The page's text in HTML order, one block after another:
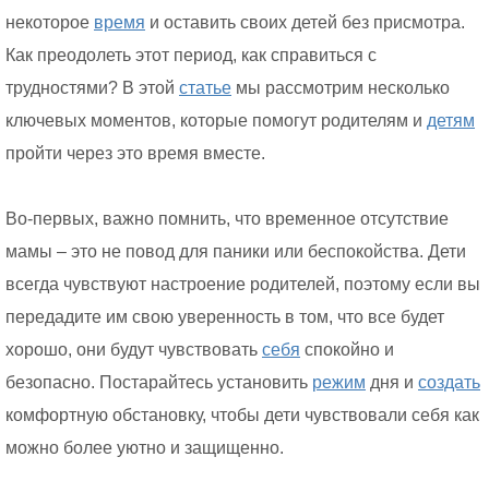
некоторое время и оставить своих детей без присмотра.
Как преодолеть этот период, как справиться с
трудностями? В этой статье мы рассмотрим несколько
ключевых моментов, которые помогут родителям и детям
пройти через это время вместе.
Во-первых, важно помнить, что временное отсутствие
мамы – это не повод для паники или беспокойства. Дети
всегда чувствуют настроение родителей, поэтому если вы
передадите им свою уверенность в том, что все будет
хорошо, они будут чувствовать себя спокойно и
безопасно. Постарайтесь установить режим дня и создать
комфортную обстановку, чтобы дети чувствовали себя как
можно более уютно и защищенно.